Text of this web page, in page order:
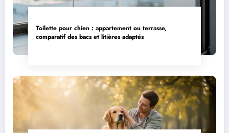
Toilette pour chien : appartement ou terrasse,
comparatif des bacs et litières adaptés